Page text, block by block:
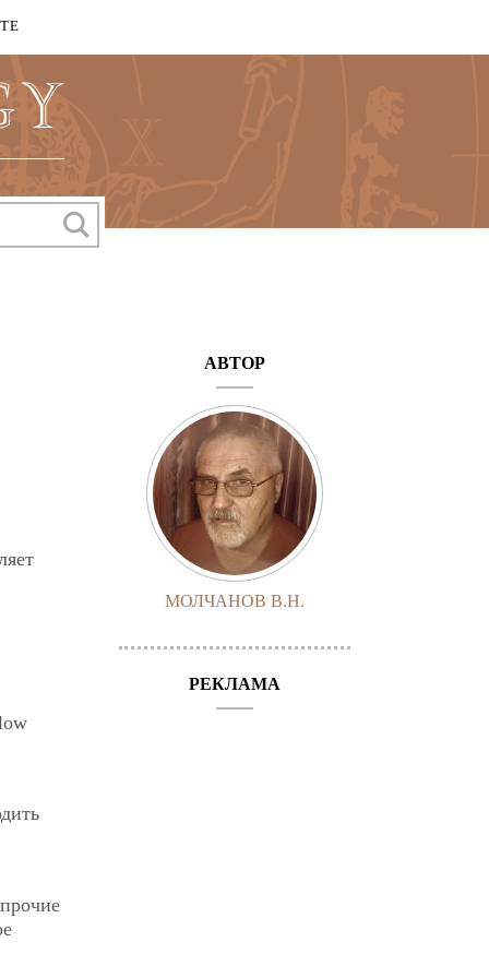
АВТОР
МОЛЧАНОВ В.Н.
РЕКЛАМА